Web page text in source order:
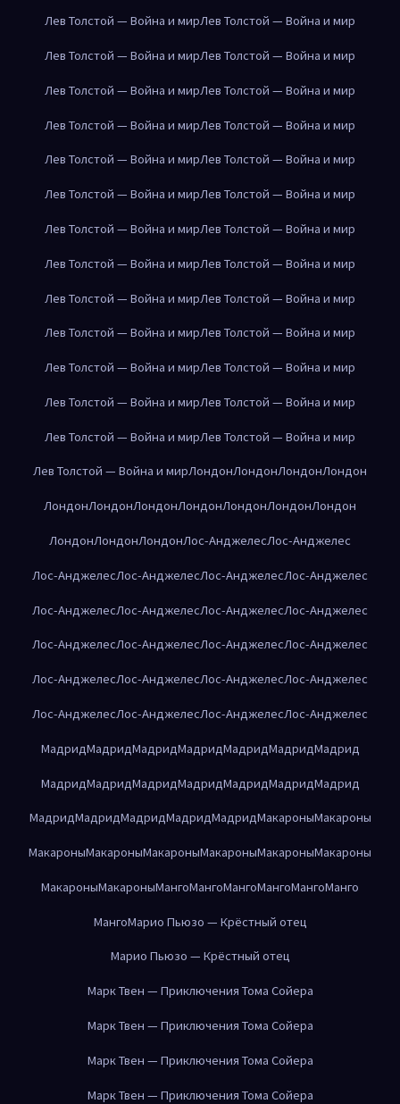
Лев Толстой — Война и мирЛев Толстой — Война и мир
Лев Толстой — Война и мирЛев Толстой — Война и мир
Лев Толстой — Война и мирЛев Толстой — Война и мир
Лев Толстой — Война и мирЛев Толстой — Война и мир
Лев Толстой — Война и мирЛев Толстой — Война и мир
Лев Толстой — Война и мирЛев Толстой — Война и мир
Лев Толстой — Война и мирЛев Толстой — Война и мир
Лев Толстой — Война и мирЛев Толстой — Война и мир
Лев Толстой — Война и мирЛев Толстой — Война и мир
Лев Толстой — Война и мирЛев Толстой — Война и мир
Лев Толстой — Война и мирЛев Толстой — Война и мир
Лев Толстой — Война и мирЛев Толстой — Война и мир
Лев Толстой — Война и мирЛев Толстой — Война и мир
Лев Толстой — Война и мирЛондонЛондонЛондонЛондон
ЛондонЛондонЛондонЛондонЛондонЛондонЛондон
ЛондонЛондонЛондонЛос-АнджелесЛос-Анджелес
Лос-АнджелесЛос-АнджелесЛос-АнджелесЛос-Анджелес
Лос-АнджелесЛос-АнджелесЛос-АнджелесЛос-Анджелес
Лос-АнджелесЛос-АнджелесЛос-АнджелесЛос-Анджелес
Лос-АнджелесЛос-АнджелесЛос-АнджелесЛос-Анджелес
Лос-АнджелесЛос-АнджелесЛос-АнджелесЛос-Анджелес
МадридМадридМадридМадридМадридМадридМадрид
МадридМадридМадридМадридМадридМадридМадрид
МадридМадридМадридМадридМадридМакароныМакароны
МакароныМакароныМакароныМакароныМакароныМакароны
МакароныМакароныМангоМангоМангоМангоМангоМанго
МангоМарио Пьюзо — Крёстный отец
Марио Пьюзо — Крёстный отец
Марк Твен — Приключения Тома Сойера
Марк Твен — Приключения Тома Сойера
Марк Твен — Приключения Тома Сойера
Марк Твен — Приключения Тома Сойера